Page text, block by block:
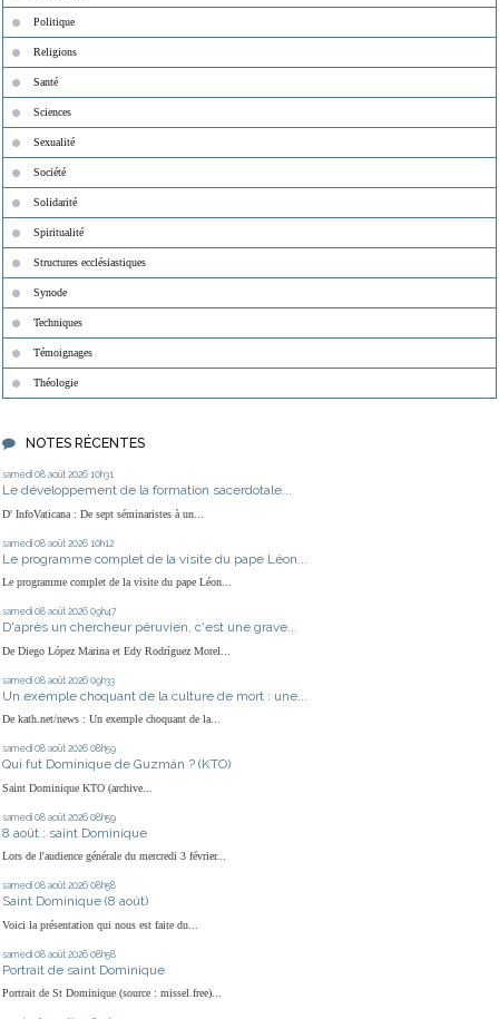
Politique
Religions
Santé
Sciences
Sexualité
Société
Solidarité
Spiritualité
Structures ecclésiastiques
Synode
Techniques
Témoignages
Théologie
NOTES RÉCENTES
samedi 08 août 2026 10h31
Le développement de la formation sacerdotale...
D' InfoVaticana : De sept séminaristes à un...
samedi 08 août 2026 10h12
Le programme complet de la visite du pape Léon...
Le programme complet de la visite du pape Léon...
samedi 08 août 2026 09h47
D'après un chercheur péruvien, c'est une grave...
De Diego López Marina et Edy Rodríguez Morel...
samedi 08 août 2026 09h33
Un exemple choquant de la culture de mort : une...
De kath.net/news : Un exemple choquant de la...
samedi 08 août 2026 08h59
Qui fut Dominique de Guzmán ? (KTO)
Saint Dominique KTO (archive...
samedi 08 août 2026 08h59
8 août : saint Dominique
Lors de l'audience générale du mercredi 3 février...
samedi 08 août 2026 08h58
Saint Dominique (8 août)
Voici la présentation qui nous est faite du...
samedi 08 août 2026 08h58
Portrait de saint Dominique
Portrait de St Dominique (source : missel.free)...